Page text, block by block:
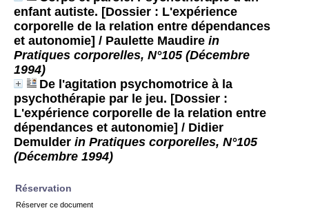
enfant autiste. [Dossier : L'expérience
corporelle de la relation entre dépendances
et autonomie] / Paulette Maudire in
Pratiques corporelles, N°105 (Décembre
1994)
De l'agitation psychomotrice à la
psychothérapie par le jeu. [Dossier :
L'expérience corporelle de la relation entre
dépendances et autonomie] / Didier
Demulder in Pratiques corporelles, N°105
(Décembre 1994)
Réservation
Réserver ce document